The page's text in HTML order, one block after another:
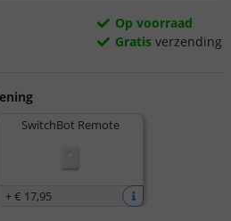
SwitchBot Remote
+€ 17,95
Op voorraad
Gratis verzending